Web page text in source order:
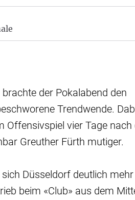
der Pokalabend den
Trendwende.
Offensivspiel vier Tage nach
Greuther Fürth mutiger.
Düsseldorf deutlich mehr
beim «Club» aus dem